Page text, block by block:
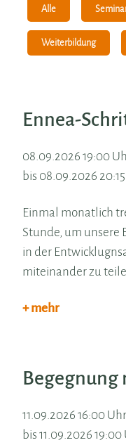
Alle
Weiterbildung
Ennea-
08.09.2026 19:00
bis 08.09.2026
Einmal monatlich
Stunde, um
in der
miteinander zu
+ mehr
11.09.2026 16:00 Uhr
bis 11.09.2026 19:00